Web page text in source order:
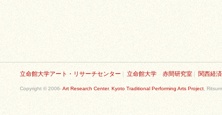
立命館大学アート・リサーチセンター 立命館大学 赤間研究室 関西経
Copyright © 2006-Art Research Center, Kyoto Traditional Performing Arts Project ,